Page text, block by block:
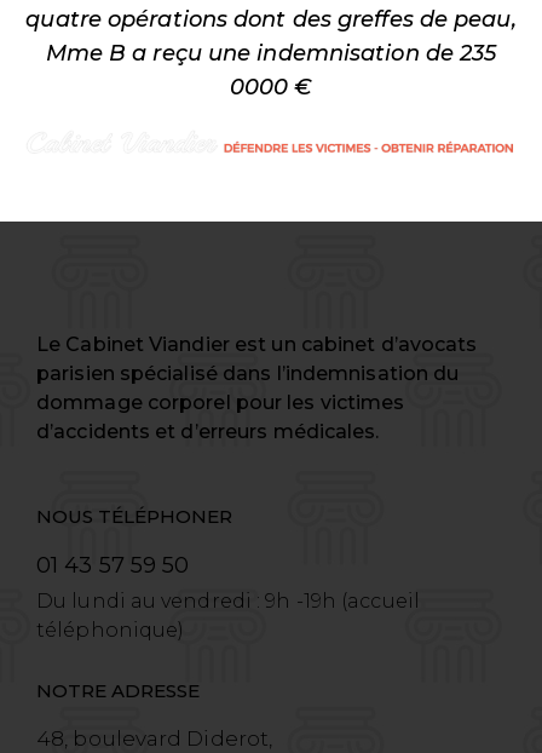
quatre opérations dont des greffes de peau,
Mme B a reçu une indemnisation de 235
0000 €
Le Cabinet Viandier est un cabinet d’avocats
parisien spécialisé dans l’indemnisation du
dommage corporel pour les victimes
d’accidents et d’erreurs médicales.
NOUS TÉLÉPHONER
01 43 57 59 50
Du lundi au vendredi : 9h -19h (accueil
téléphonique)
NOTRE ADRESSE
48, boulevard Diderot,